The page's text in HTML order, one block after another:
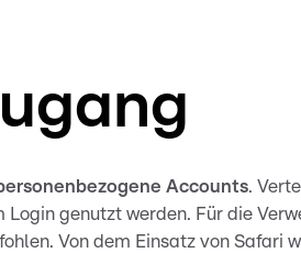
Accounts.
Login genutzt werden. Für die
Von dem Einsatz von Safari